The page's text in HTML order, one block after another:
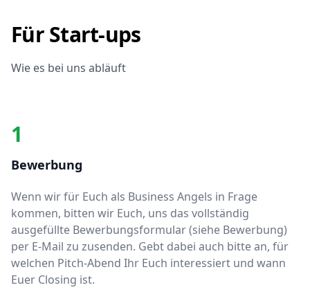
Für Start-ups
Wie es bei uns abläuft
1
Bewerbung
Wenn wir für Euch als Business Angels in Frage
kommen, bitten wir Euch, uns das vollständig
ausgefüllte Bewerbungsformular (siehe Bewerbung)
per E-Mail zu zusenden. Gebt dabei auch bitte an, für
welchen Pitch-Abend Ihr Euch interessiert und wann
Euer Closing ist.